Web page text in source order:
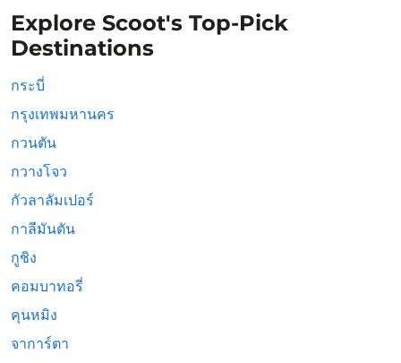
Explore Scoot's Top-Pick
Destinations
กระบี่
กรุงเทพมหานคร
กวนตัน
กวางโจว
กัวลาลัมเปอร์
กาลีมันตัน
กูชิง
คอมบาทอรี่
คุนหมิง
จาการ์ตา